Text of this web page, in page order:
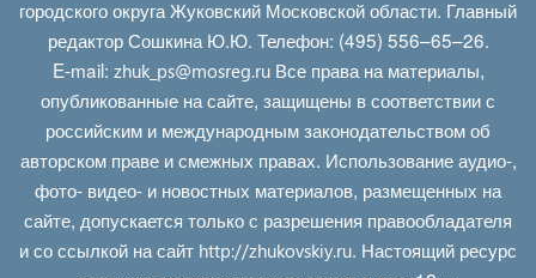
городского округа Жуковский Московской области. Главный
редактор Сошкина Ю.Ю. Телефон: (495) 556–65–26.
E‑mail: zhuk_ps@mosreg.ruВсе права на материалы,
опубликованные на сайте, защищены в соответствии с
российским и международным законодательством об
авторском праве и смежных правах. Использование аудио-,
фото- видео- и новостных материалов, размещенных на
сайте, допускается только с разрешения правообладателя
и со ссылкой на сайт http://zhukovskiy.ru. Настоящий ресурс